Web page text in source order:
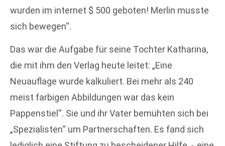
wurden im internet $ 500 geboten! Merlin musste
sich bewegen“.
Das war die Aufgabe für seine Tochter Katharina,
die mit ihm den Verlag heute leitet: „Eine
Neuauflage wurde kalkuliert. Bei mehr als 240
meist farbigen Abbildungen war das kein
Pappenstiel“. Sie und ihr Vater bemühten sich bei
„Spezialisten“ um Partnerschaften. Es fand sich